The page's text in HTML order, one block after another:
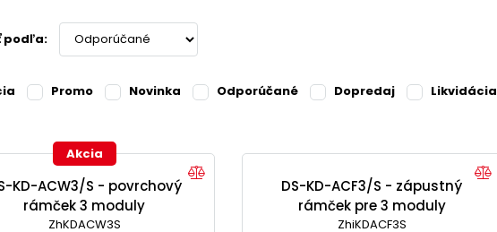
podľa:
Promo Novinka Odporúčané Dopredaj Likvidácia
Akcia
KD-ACW3/S - povrchový
rámček 3 moduly
ZhKDACW3S
DS-KD-ACF3/S - zápustný
rámček pre 3 moduly
ZhiKDACF3S